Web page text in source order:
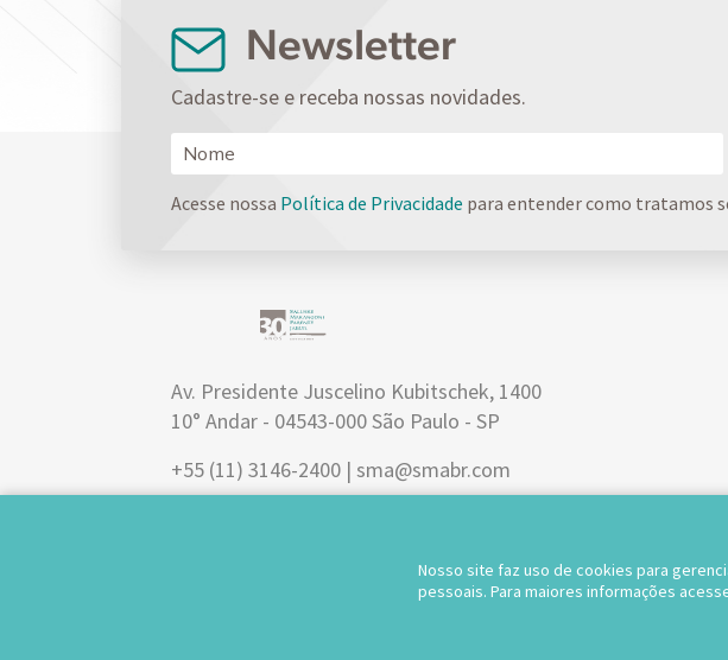
Newsletter
Cadastre-se e receba nossas novidades.
Acesse nossa Política de Privacidade para entender como tratamos
Av. Presidente Juscelino Kubitschek, 1400
10° Andar - 04543-000 São Paulo - SP
+55 (11) 3146-2400 | sma@smabr.com
Nosso site faz uso de cookies para
pessoais. Para maiores informações